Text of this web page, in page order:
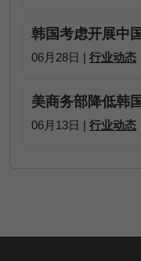
韩国考虑开展中
06月28日 | 行业动态
美商务部降低韩
06月13日 | 行业动态